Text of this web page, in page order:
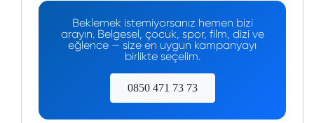
Beklemek istemiyorsanız hemen bizi
arayın. Belgesel, çocuk, spor, film, dizi ve
eğlence — size en uygun kampanyayı
birlikte seçelim.
0850 471 73 73